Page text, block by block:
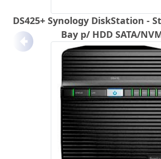
DS425+ Synology DiskStation -
Bay p/ HDD SATA/
Anterior